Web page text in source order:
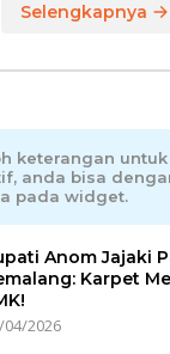
Selengkapnya
keterangan
anda bisa
pada widget.
Anom Jajaki
Karpet
04/2026